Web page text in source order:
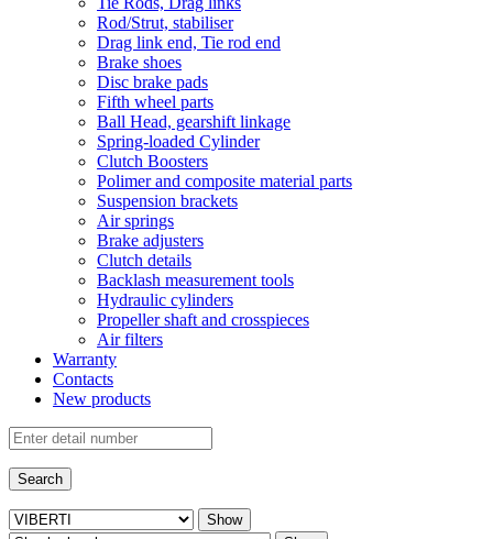
Rod/Strut, stabiliser
Drag link end, Tie rod end
Brake shoes
Disc brake pads
Fifth wheel parts
Ball Head, gearshift linkage
Spring-loaded Cylinder
Clutch Boosters
Polimer and composite material parts
Suspension brackets
Air springs
Brake adjusters
Clutch details
Backlash measurement tools
Hydraulic cylinders
Propeller shaft and crosspieces
Air filters
Warranty
Contacts
New products